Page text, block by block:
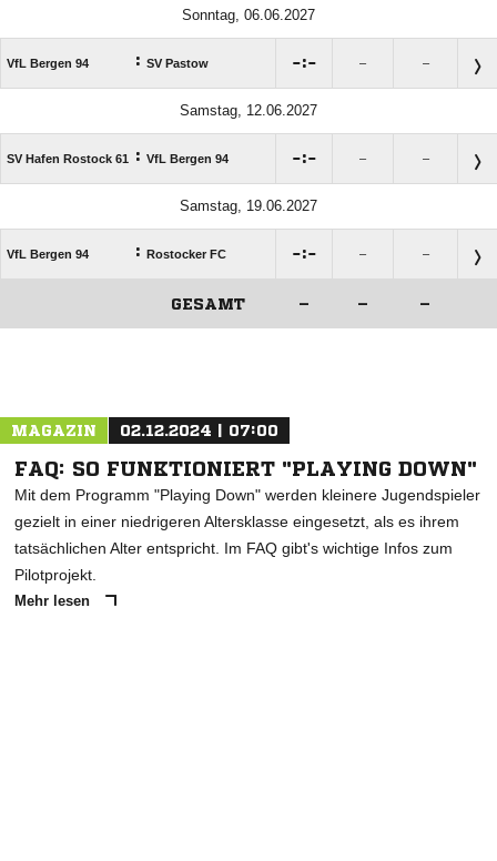
Sonntag, 06.06.2027
VfL Bergen 94 : SV Pastow : – –
Samstag, 12.06.2027
SV Hafen Rostock 61 : VfL Bergen 94 : – –
Samstag, 19.06.2027
VfL Bergen 94 : Rostocker FC : – –
GESAMT – – –
MAGAZIN 02.12.2024 | 07:00
FAQ: SO FUNKTIONIERT "PLAYING DOWN"
Mit dem Programm "Playing Down" werden kleinere Jugendspieler
gezielt in einer niedrigeren Altersklasse eingesetzt, als es ihrem
tatsächlichen Alter entspricht. Im FAQ gibt's wichtige Infos zum
Pilotprojekt.
Mehr lesen